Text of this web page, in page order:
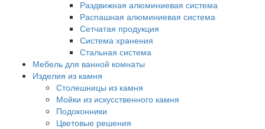
Раздвижная алюминиевая система
Распашная алюминиевая система
Сетчатая продукция
Система хранения
Стальная система
Мебель для ванной комнаты
Изделия из камня
Столешницы из камня
Мойки из искусственного камня
Подоконники
Цветовые решения